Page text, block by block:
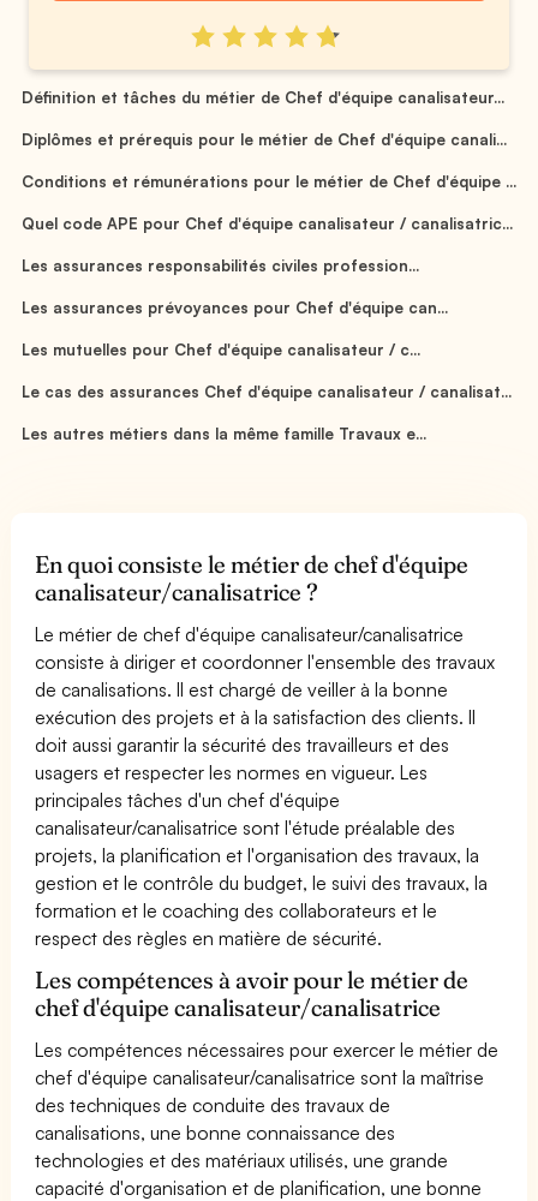
Définition et tâches du métier de Chef d'équipe canalisateur...
Diplômes et prérequis pour le métier de Chef d'équipe canali...
Conditions et rémunérations pour le métier de Chef d'équipe ...
Quel code APE pour Chef d'équipe canalisateur / canalisatric...
Les assurances responsabilités civiles profession...
Les assurances prévoyances pour Chef d'équipe can...
Les mutuelles pour Chef d'équipe canalisateur / c...
Le cas des assurances Chef d'équipe canalisateur / canalisat...
Les autres métiers dans la même famille Travaux e...
En quoi consiste le métier de chef d'équipe
canalisateur/canalisatrice ?
Le métier de chef d'équipe canalisateur/canalisatrice
consiste à diriger et coordonner l'ensemble des travaux
de canalisations. Il est chargé de veiller à la bonne
exécution des projets et à la satisfaction des clients. Il
doit aussi garantir la sécurité des travailleurs et des
usagers et respecter les normes en vigueur. Les
principales tâches d'un chef d'équipe
canalisateur/canalisatrice sont l'étude préalable des
projets, la planification et l'organisation des travaux, la
gestion et le contrôle du budget, le suivi des travaux, la
formation et le coaching des collaborateurs et le
respect des règles en matière de sécurité.
Les compétences à avoir pour le métier de
chef d'équipe canalisateur/canalisatrice
Les compétences nécessaires pour exercer le métier de
chef d'équipe canalisateur/canalisatrice sont la maîtrise
des techniques de conduite des travaux de
canalisations, une bonne connaissance des
technologies et des matériaux utilisés, une grande
capacité d'organisation et de planification, une bonne